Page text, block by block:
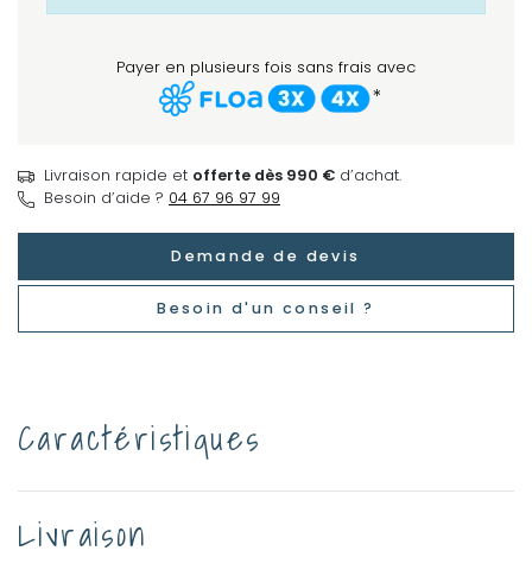
Payer en plusieurs fois sans frais avec
*
Livraison rapide et offerte dès 990 € d’achat.
Besoin d’aide ? 04 67 96 97 99
Demande de devis
Besoin d'un conseil ?
Caractéristiques
Livraison